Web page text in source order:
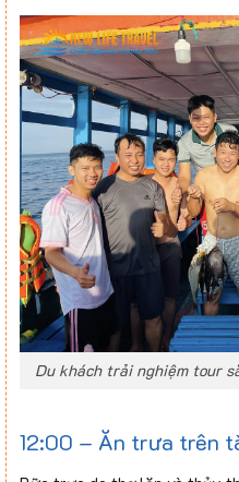
Du khách trải nghiệm tour
12:00 – Ăn trưa trên